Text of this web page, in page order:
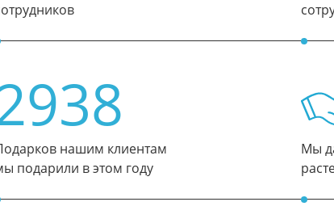
нашим клиентам
подарили в этом году
Мы